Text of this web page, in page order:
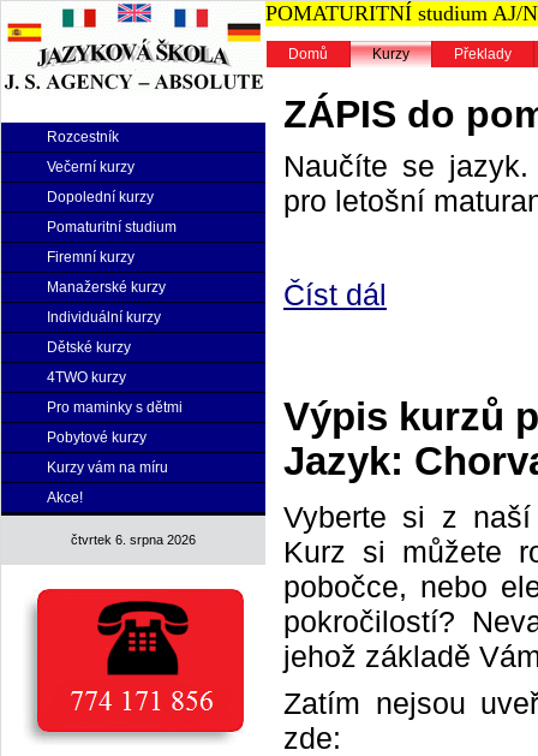
Rozcestník
Večerní kurzy
Dopolední kurzy
Pomaturitní studium
Firemní kurzy
Manažerské kurzy
Individuální kurzy
Dětské kurzy
4TWO kurzy
Pro maminky s dětmi
Pobytové kurzy
Kurzy vám na míru
Akce!
čtvrtek 6. srpna 2026
POMATURITNÍ studium AJ/
Domů Kurzy Překlady
ZÁPIS do
Naučíte se
pro letošní
Číst dál
Výpis kurzů
Jazyk:
Vyberte si z
Kurz si můžete
pobočce, nebo
pokročilostí?
jehož základě
Zatím nejsou
zde: